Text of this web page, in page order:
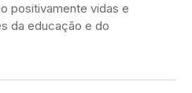
positivamente vidas e
da educação e do